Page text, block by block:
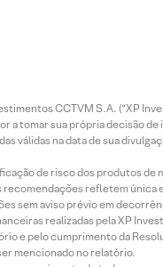
CCTVM S.A. (“XP
a tomar sua própria decisão
válidas na data de sua
de risco dos produtos de
recomendações refletem
sem aviso prévio em
realizadas pela XP
e pelo cumprimento da
mencionado no relatório.